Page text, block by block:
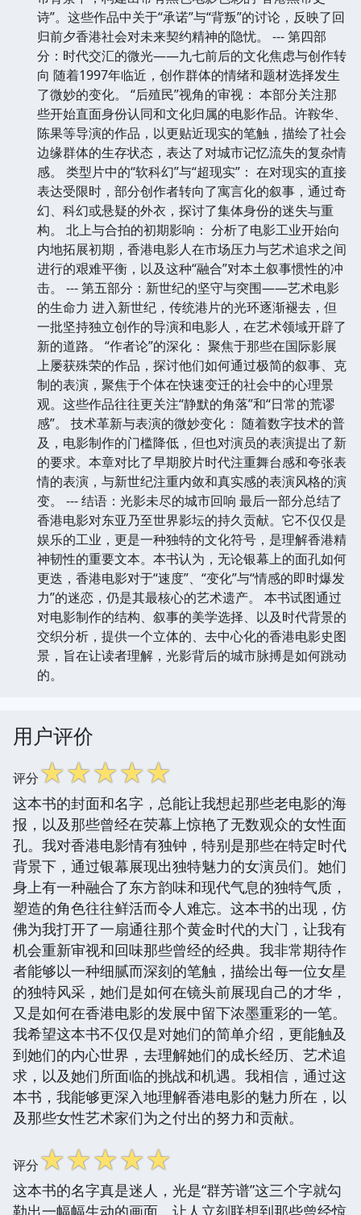
诗”。这些作品中关于“承诺”与“背叛”的讨论，反映了回
归前夕香港社会对未来契约精神的隐忧。 --- 第四部
分：时代交汇的微光——九七前后的文化焦虑与创作转
向 随着1997年临近，创作群体的情绪和题材选择发生
了微妙的变化。 “后殖民”视角的审视： 本部分关注那
些开始直面身份认同和文化归属的电影作品。许鞍华、
陈果等导演的作品，以更贴近现实的笔触，描绘了社会
边缘群体的生存状态，表达了对城市记忆流失的复杂情
感。 类型片中的“软科幻”与“超现实”： 在对现实的直接
表达受限时，部分创作者转向了寓言化的叙事，通过奇
幻、科幻或悬疑的外衣，探讨了集体身份的迷失与重
构。 北上与合拍的初期影响： 分析了电影工业开始向
内地拓展初期，香港电影人在市场压力与艺术追求之间
进行的艰难平衡，以及这种“融合”对本土叙事惯性的冲
击。 --- 第五部分：新世纪的坚守与突围——艺术电影
的生命力 进入新世纪，传统港片的光环逐渐褪去，但
一批坚持独立创作的导演和电影人，在艺术领域开辟了
新的道路。 “作者论”的深化： 聚焦于那些在国际影展
上屡获殊荣的作品，探讨他们如何通过极简的叙事、克
制的表演，聚焦于个体在快速变迁的社会中的心理景
观。这些作品往往更关注“静默的角落”和“日常的荒谬
感”。 技术革新与表演的微妙变化： 随着数字技术的普
及，电影制作的门槛降低，但也对演员的表演提出了新
的要求。本章对比了早期胶片时代注重舞台感和夸张表
情的表演，与新世纪注重内敛和真实感的表演风格的演
变。 --- 结语：光影未尽的城市回响 最后一部分总结了
香港电影对东亚乃至世界影坛的持久贡献。它不仅仅是
娱乐的工业，更是一种独特的文化符号，是理解香港精
神韧性的重要文本。本书认为，无论银幕上的面孔如何
更迭，香港电影对于“速度”、“变化”与“情感的即时爆发
力”的迷恋，仍是其最核心的艺术遗产。 本书试图通过
对电影制作的结构、叙事的美学选择、以及时代背景的
交织分析，提供一个立体的、去中心化的香港电影史图
景，旨在让读者理解，光影背后的城市脉搏是如何跳动
的。
用户评价
评分☆☆☆☆☆
这本书的封面和名字，总能让我想起那些老电影的海
报，以及那些曾经在荧幕上惊艳了无数观众的女性面
孔。我对香港电影情有独钟，特别是那些在特定时代
背景下，通过银幕展现出独特魅力的女演员们。她们
身上有一种融合了东方韵味和现代气息的独特气质，
塑造的角色往往鲜活而令人难忘。这本书的出现，仿
佛为我打开了一扇通往那个黄金时代的大门，让我有
机会重新审视和回味那些曾经的经典。我非常期待作
者能够以一种细腻而深刻的笔触，描绘出每一位女星
的独特风采，她们是如何在镜头前展现自己的才华，
又是如何在香港电影的发展中留下浓墨重彩的一笔。
我希望这本书不仅仅是对她们的简单介绍，更能触及
到她们的内心世界，去理解她们的成长经历、艺术追
求，以及她们所面临的挑战和机遇。我相信，通过这
本书，我能够更深入地理解香港电影的魅力所在，以
及那些女性艺术家们为之付出的努力和贡献。
评分☆☆☆☆☆
这本书的名字真是迷人，光是“群芳谱”这三个字就勾
勒出一幅幅生动的画面，让人立刻联想到那些曾经惊